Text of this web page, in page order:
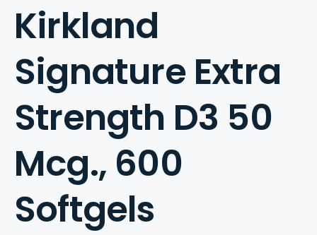
Kirkland
Signature Extra
Strength D3 50
Mcg., 600
Softgels